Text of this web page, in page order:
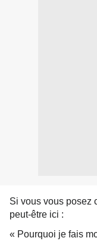
Si vous vous posez
peut-être ici :
« Pourquoi je fais